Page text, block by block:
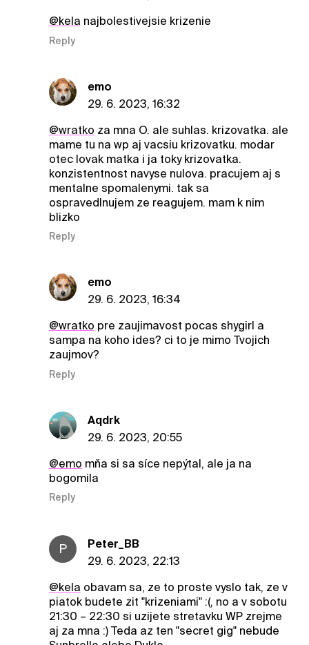
@kela najbolestivejsie krizenie
Reply
emo
29. 6. 2023, 16:32
@wratko za mna O. ale suhlas. krizovatka. ale
mame tu na wp aj vacsiu krizovatku. modar
otec lovak matka i ja toky krizovatka.
konzistentnost navyse nulova. pracujem aj s
mentalne spomalenymi. tak sa
ospravedlnujem ze reagujem. mam k nim
blizko
Reply
emo
29. 6. 2023, 16:34
@wratko pre zaujimavost pocas shygirl a
sampa na koho ides? ci to je mimo Tvojich
zaujmov?
Reply
Aqdrk
29. 6. 2023, 20:55
@emo mňa si sa síce nepýtal, ale ja na
bogomila
Reply
P
Peter_BB
29. 6. 2023, 22:13
@kela obavam sa, ze to proste vyslo tak, ze v
piatok budete zit "krizeniami" :(, no a v sobotu
21:30 – 22:30 si uzijete stretavku WP zrejme
aj za mna :) Teda az ten "secret gig" nebude